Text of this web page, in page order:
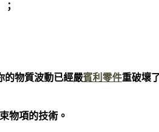
的物質波動已經嚴賓利零件重破壞
物項的技術。